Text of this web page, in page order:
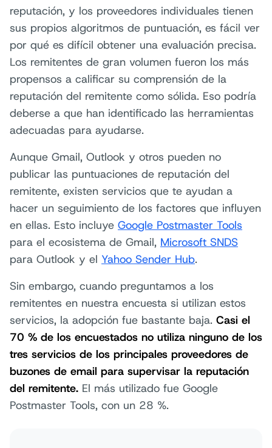
reputación, y los proveedores individuales tienen
sus propios algoritmos de puntuación, es fácil ver
por qué es difícil obtener una evaluación precisa.
Los remitentes de gran volumen fueron los más
propensos a calificar su comprensión de la
reputación del remitente como sólida. Eso podría
deberse a que han identificado las herramientas
adecuadas para ayudarse.
Aunque Gmail, Outlook y otros pueden no
publicar las puntuaciones de reputación del
remitente, existen servicios que te ayudan a
hacer un seguimiento de los factores que influyen
en ellas. Esto incluye Google Postmaster Tools
para el ecosistema de Gmail, Microsoft SNDS
para Outlook y el Yahoo Sender Hub.
Sin embargo, cuando preguntamos a los
remitentes en nuestra encuesta si utilizan estos
servicios, la adopción fue bastante baja. Casi el
70 % de los encuestados no utiliza ninguno de los
tres servicios de los principales proveedores de
buzones de email para supervisar la reputación
del remitente. El más utilizado fue Google
Postmaster Tools, con un 28 %.